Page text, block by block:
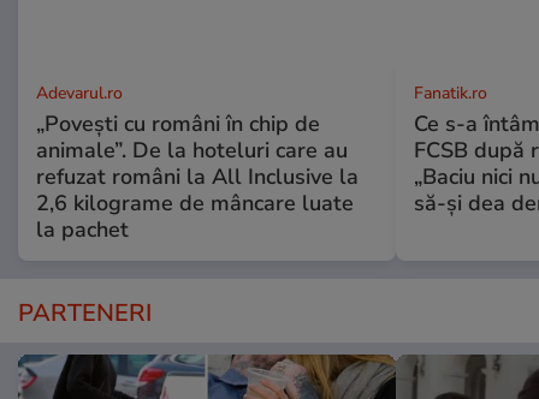
Adevarul.ro
„Povești cu români în chip de
animale”. De la hoteluri care au
refuzat români la All Inclusive la
2,6 kilograme de mâncare luate
la pachet
Fanatik.ro
Ce s-a
FCSB după
„Baciu nici
să-și dea
PARTENERI